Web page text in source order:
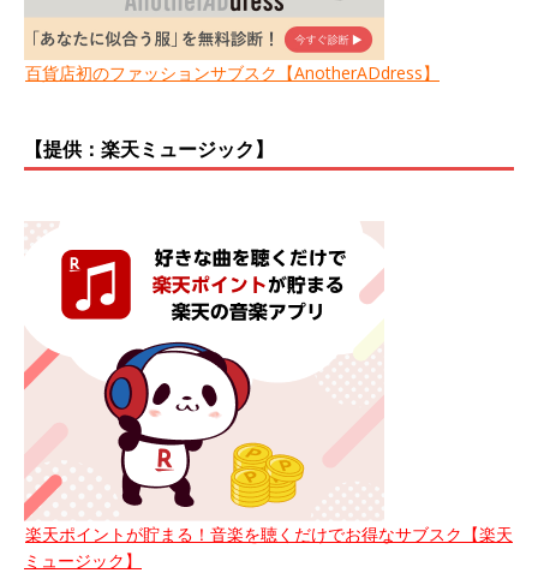
百貨店初のファッションサブスク【AnotherADdress】
【提供：楽天ミュージック】
楽天ポイントが貯まる！音楽を聴くだけでお得なサブスク【楽天
ミュージック】